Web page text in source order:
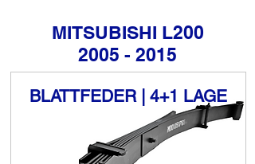
MITSUBISHI L200
​2005 - 2015
BLATTFEDER | 4+1 LAGE